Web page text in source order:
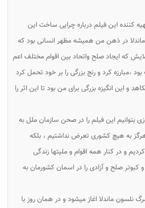
کننده این فیلم درباره چرایی ساخت این
در ذهن من همیشه مظهر انسانی بود که
که ایجاد صلح واتحاد بین اقوام مختلف اعم
،مبارزه کرد و رنج بزرگی را بر خود تحمل کرد
و این انگیزه بزرگی برای من بود تا این اثر را
بتوانیم این فیلم را در صحن سازمان ملل به
به هیچ کشوری تعرض نداشتیم ، بلکه
همیشه از وطنمان دفاع کردیم و در کنار همه اقوام و ملیت‎ها زندگی
کبوتر صلح و آزادی را در اسمان کشورمان به
داستان این فیلم از روز مرگ نلسون ماندلا اغاز می‎شود و در همان روز با